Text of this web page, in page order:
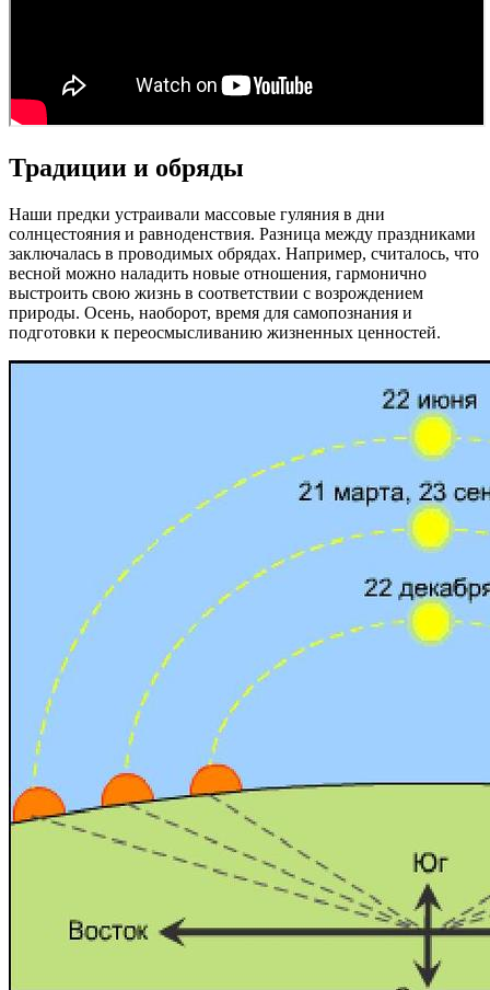
Традиции и обряды
Наши предки устраивали массовые гуляния в дни
солнцестояния и равноденствия. Разница между праздниками
заключалась в проводимых обрядах. Например, считалось, что
весной можно наладить новые отношения, гармонично
выстроить свою жизнь в соответствии с возрождением
природы. Осень, наоборот, время для самопознания и
подготовки к переосмысливанию жизненных ценностей.